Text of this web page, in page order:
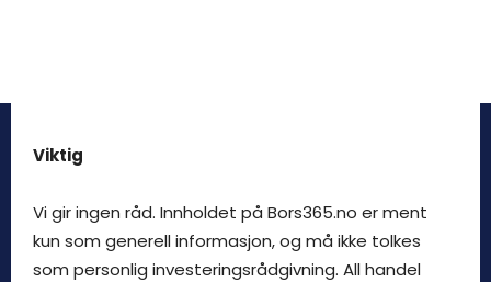
Viktig
Vi gir ingen råd. Innholdet på Bors365.no er ment
kun som generell informasjon, og må ikke tolkes
som personlig investeringsrådgivning. All handel